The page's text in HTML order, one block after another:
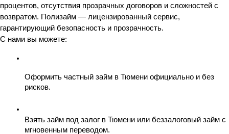
процентов, отсутствия прозрачных договоров и сложностей с
возвратом. Полизайм — лицензированный сервис,
гарантирующий безопасность и прозрачность.
С нами вы можете:
Оформить частный займ в Тюмени официально и без
рисков.
Взять займ под залог в Тюмени или беззалоговый займ с
мгновенным переводом.